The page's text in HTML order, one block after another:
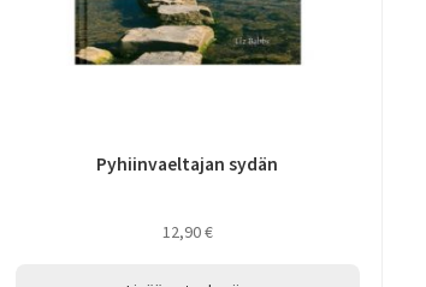
Pyhiinvaeltajan sydän
12,90€